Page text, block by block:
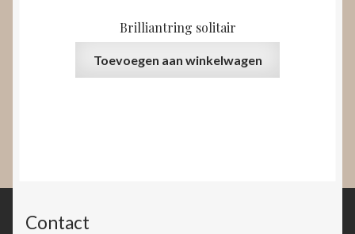
Brilliantring solitair
Toevoegen aan winkelwagen
Contact